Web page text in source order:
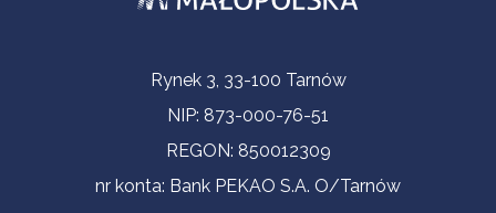
Informacje kontaktoweRynek 3, 33-100 Tarnów
NIP: 873-000-76-51
REGON: 850012309
nr konta: Bank PEKAO S.A. O/Tarnów